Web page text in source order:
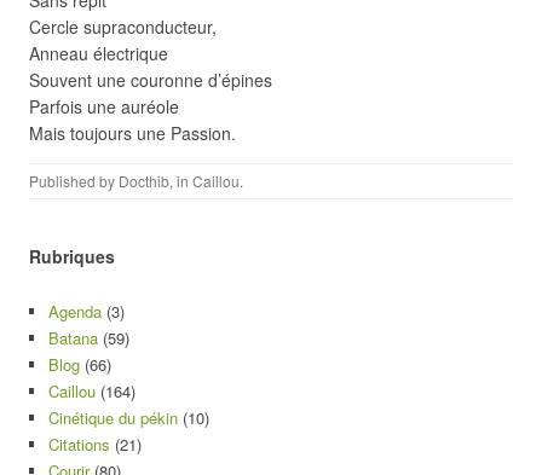
Cercle supraconducteur,
Anneau électrique
Souvent une couronne d’épines
Parfois une auréole
Mais toujours une Passion.
Published by Docthib, in Caillou.
Rubriques
Agenda (3)
Batana (59)
Blog (66)
Caillou (164)
Cinétique du pékin (10)
Citations (21)